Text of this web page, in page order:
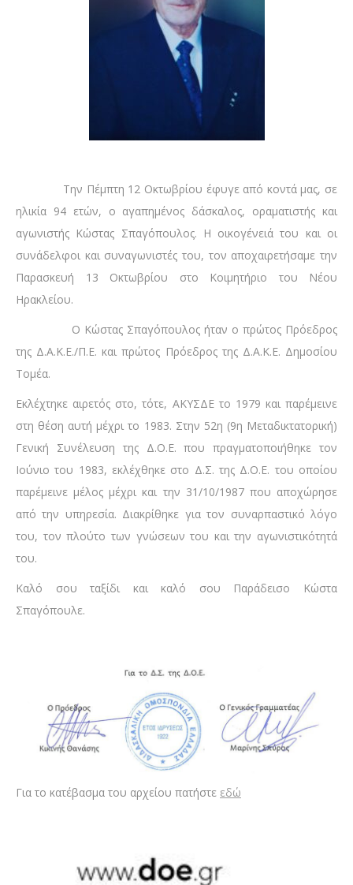
Την Πέμπτη 12 Οκτωβρίου έφυγε από κοντά μας, σε
ηλικία 94 ετών, ο αγαπημένος δάσκαλος, οραματιστής και
αγωνιστής Κώστας Σπαγόπουλος. Η οικογένειά του και οι
συνάδελφοι και συναγωνιστές του, τον αποχαιρετήσαμε την
Παρασκευή 13 Οκτωβρίου στο Κοιμητήριο του Νέου
Ηρακλείου.
Ο Κώστας Σπαγόπουλος ήταν ο πρώτος Πρόεδρος
της Δ.Α.Κ.Ε./Π.Ε. και πρώτος Πρόεδρος της Δ.Α.Κ.Ε. Δημοσίου
Τομέα.
Εκλέχτηκε αιρετός στο, τότε, ΑΚΥΣΔΕ το 1979 και παρέμεινε
στη θέση αυτή μέχρι το 1983. Στην 52η (9η Μεταδικτατορική)
Γενική Συνέλευση της Δ.Ο.Ε. που πραγματοποιήθηκε τον
Ιούνιο του 1983, εκλέχθηκε στο Δ.Σ. της Δ.Ο.Ε. του οποίου
παρέμεινε μέλος μέχρι και την 31/10/1987 που αποχώρησε
από την υπηρεσία. Διακρίθηκε για τον συναρπαστικό λόγο
του, τον πλούτο των γνώσεων του και την αγωνιστικότητά
του.
Καλό σου ταξίδι και καλό σου Παράδεισο Κώστα
Σπαγόπουλε.
Για το κατέβασμα του αρχείου πατήστε εδώ